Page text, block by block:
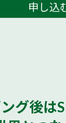
申し込
グ後は